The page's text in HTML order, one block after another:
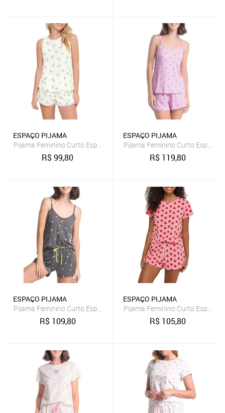
ESPAÇO PIJAMA
Pijama Feminino Curto Espaço Pijama 4010245
R$99,80
ESPAÇO PIJAMA
Pijama Feminino Curto Espaço
R$ 119,80
ESPAÇO PIJAMA
Pijama Feminino Curto Espaço Pijama 4010286
R$ 109,80
ESPAÇO PIJAMA
Pijama Feminino Curto Espaço
R$ 105,80